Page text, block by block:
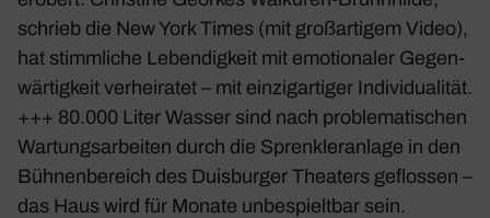
schrieb die New York Times (mit groß­ar­tigem Video),
hat stimm­liche Leben­dig­keit mit emotio­naler Gegen­
wär­tig­keit verhei­ratet – mit einzig­ar­tiger Indi­vi­dua­lität.
+++ 80.000 Liter Wasser sind nach proble­ma­ti­schen
Wartungs­ar­beiten durch die Spren­k­ler­an­lage in den
Bühnen­be­reich des Duis­burger Thea­ters geflossen –
das Haus wird für Monate unbe­spieltbar sein.